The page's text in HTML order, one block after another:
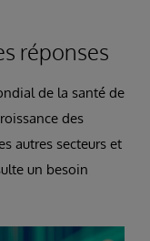
réponses
de la santé de
des
autres secteurs et
un besoin